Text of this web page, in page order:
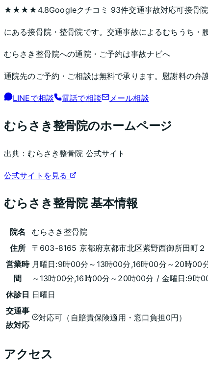
★★★★ 4.8Googleクチコミ 93件交通事故対応可接骨
にある接骨院・整骨院です。交通事故によるむちうち・
むらさき整骨院への通院・ご予約は事故ナビへ
通院先のご予約・ご相談は無料で承ります。慰謝料の弁
LINEで相談 電話で相談 メール相談
むらさき整骨院のホームページ
出典：むらさき整骨院 公式サイト
公式サイトを見る
むらさき整骨院基本情報
院名
むらさき整骨院
住所
〒603-8165 京都府京都市北区紫野西御所田町２
営業時
間
月曜日:9時00分～13時00分,16時00分～20時
～13時00分,16時00分～20時00分 / 金曜日:9時
休診日 日曜日
交通事
故対応
対応可（自賠責保険適用・窓口負担0円）
アクセス